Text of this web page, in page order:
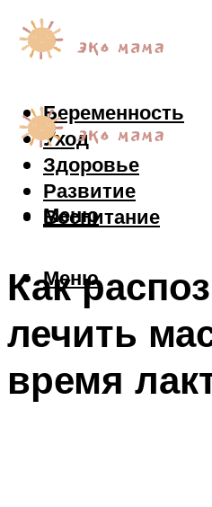
Беременность
Уход
Здоровье
Развитие
Воспитание
Меню
Меню
Как
лечить
время